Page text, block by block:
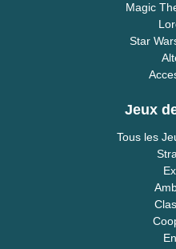
Magic
Star
Jeux
Tous les